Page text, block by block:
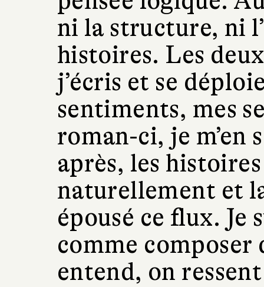
ni la structure, ni
histoires. Les
j’écris et se
sentiments, mes
roman-ci, je m’en
après, les
naturellement et
épousé ce flux. Je
comme composer
entend, on